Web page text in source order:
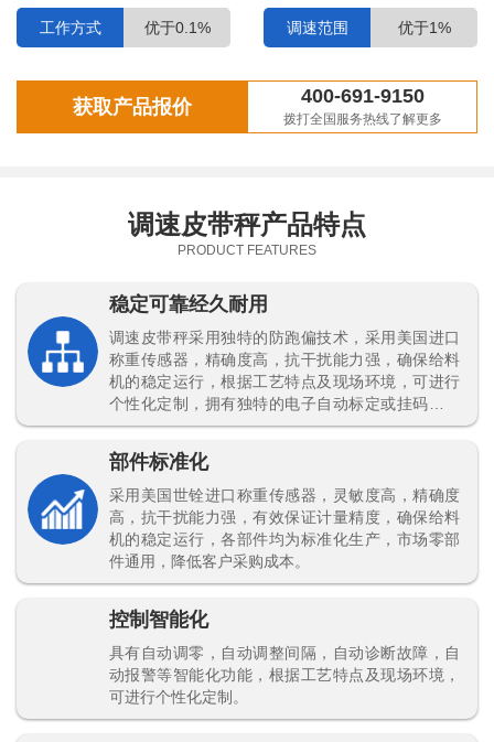
工作方式 优于0.1% 调速范围 优于1%
获取产品报价 400-691-9150
拨打全国服务热线了解更多
调速皮带秤产品特点
PRODUCT FEATURES
稳定可靠经久耐用
调速皮带秤采用独特的防跑偏技术，采用美国进口
称重传感器，精确度高，抗干扰能力强，确保给料
机的稳定运行，根据工艺特点及现场环境，可进行
个性化定制，拥有独特的电子自动标定或挂码标定
功能，可随时对计量精度进行效验，不仅能帮助减
少物料的浪费，还能有效提高产品生产计量效率。
部件标准化
采用美国世铨进口称重传感器，灵敏度高，精确度
高，抗干扰能力强，有效保证计量精度，确保给料
机的稳定运行，各部件均为标准化生产，市场零部
件通用，降低客户采购成本。
控制智能化
具有自动调零，自动调整间隔，自动诊断故障，自
动报警等智能化功能，根据工艺特点及现场环境，
可进行个性化定制。